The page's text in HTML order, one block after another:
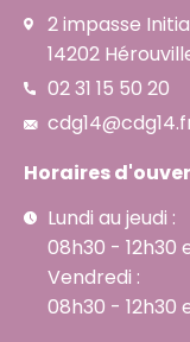
2 impasse
14202
02 31 15 50 20
Horaires
Lundi au jeudi :
08h30 - 12h30
Vendredi :
08h30 - 12h30